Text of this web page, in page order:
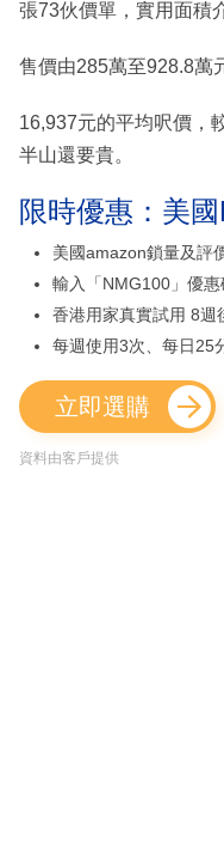
張73伙價單，實用面積
售價由285萬至928.8萬
16,937元的平均呎價，
半山還要貴。
限時優惠：美
美國amazon鎖量及評
輸入「NMG100」優
香港用家真實試用 8週
每週使用3次、每日25
立即選購
資料由客戶提供